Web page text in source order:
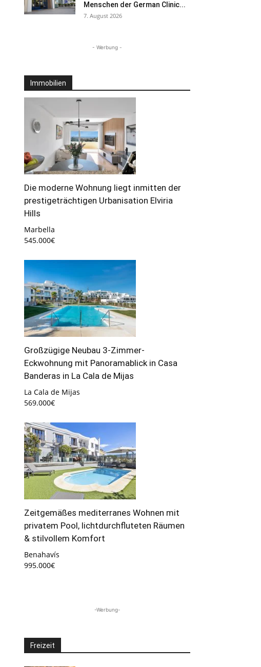
Menschen der German Clinic...
7. August 2026
- Werbung -
Immobilien
Die moderne Wohnung liegt inmitten der
prestigeträchtigen Urbanisation Elviria
Hills
Marbella
545.000€
Großzügige Neubau 3-Zimmer-
Eckwohnung mit Panoramablick in Casa
Banderas in La Cala de Mijas
La Cala de Mijas
569.000€
Zeitgemäßes mediterranes Wohnen mit
privatem Pool, lichtdurchfluteten Räumen
& stilvollem Komfort
Benahavís
995.000€
-Werbung-
Freizeit